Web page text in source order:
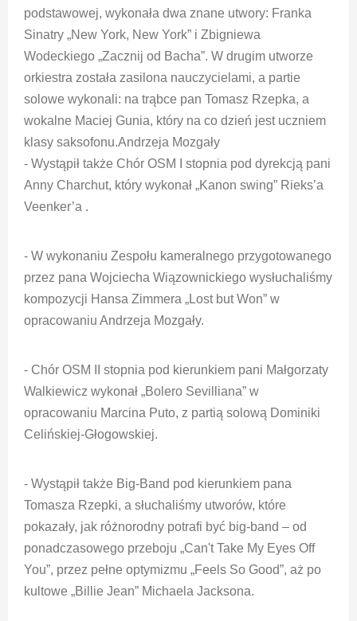
podstawowej, wykonała dwa znane utwory: Franka
Sinatry „New York, New York” i Zbigniewa
Wodeckiego „Zacznij od Bacha”. W drugim utworze
orkiestra została zasilona nauczycielami, a partie
solowe wykonali: na trąbce pan Tomasz Rzepka, a
wokalne Maciej Gunia, który na co dzień jest uczniem
klasy saksofonu.Andrzeja Mozgały
- Wystąpił także Chór OSM I stopnia pod dyrekcją pani
Anny Charchut, który wykonał „Kanon swing” Rieks’a
Veenker’a .
- W wykonaniu Zespołu kameralnego przygotowanego
przez pana Wojciecha Wiązownickiego wysłuchaliśmy
kompozycji Hansa Zimmera „Lost but Won” w
opracowaniu Andrzeja Mozgały.
- Chór OSM II stopnia pod kierunkiem pani Małgorzaty
Walkiewicz wykonał „Bolero Sevilliana” w
opracowaniu Marcina Puto, z partią solową Dominiki
Celińskiej-Głogowskiej.
- Wystąpił także Big-Band pod kierunkiem pana
Tomasza Rzepki, a słuchaliśmy utworów, które
pokazały, jak różnorodny potrafi być big-band – od
ponadczasowego przeboju „Can't Take My Eyes Off
You”, przez pełne optymizmu „Feels So Good”, aż po
kultowe „Billie Jean” Michaela Jacksona.